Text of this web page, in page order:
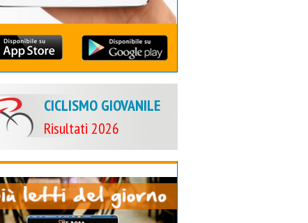
CICLISMO GIOVANILE
Risultati 2026